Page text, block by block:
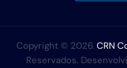
Copyright © 2026. CRN
Reservados.